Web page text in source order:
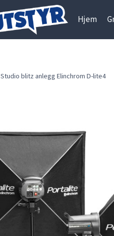
Hjem
Studio blitz anlegg Elinchrom D-lite4